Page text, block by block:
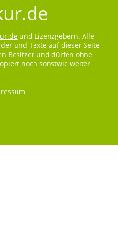
und Lizenzgebern. Alle
und Texte auf dieser Seite
Besitzer und dürfen ohne
noch sonstwie weiter